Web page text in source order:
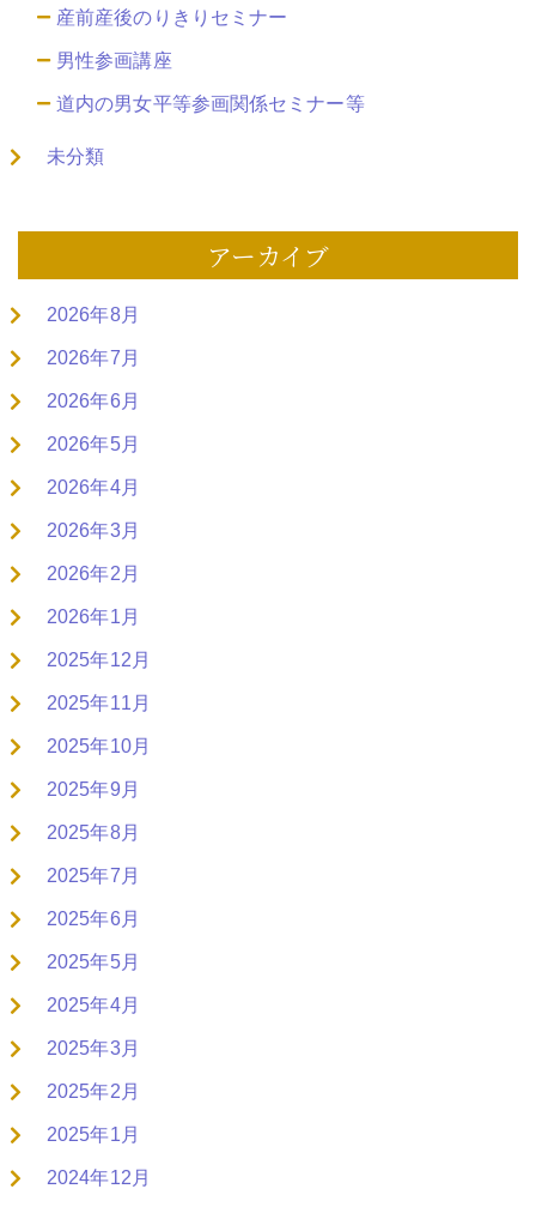
産前産後のりきりセミナー
男性参画講座
道内の男女平等参画関係セミナー等
未分類
アーカイブ
2026年8月
2026年7月
2026年6月
2026年5月
2026年4月
2026年3月
2026年2月
2026年1月
2025年12月
2025年11月
2025年10月
2025年9月
2025年8月
2025年7月
2025年6月
2025年5月
2025年4月
2025年3月
2025年2月
2025年1月
2024年12月